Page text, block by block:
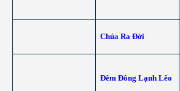
Chúa Ra Đời
Đêm Đông Lạnh Lẽo